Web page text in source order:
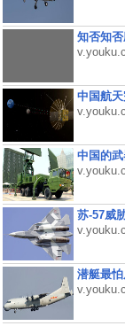
知否知
中国航
中国的
苏-57威
潜艇最